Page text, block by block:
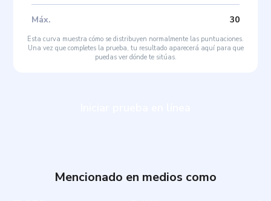
Máx. 30
Esta curva muestra cómo se distribuyen normalmente las puntuaciones.
Una vez que completes la prueba, tu resultado aparecerá aquí para que
puedas ver dónde te sitúas.
Mencionado en medios como